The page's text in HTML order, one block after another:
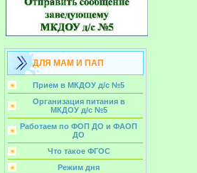
ДЛЯ МАМ И ПАП
Прием в МКДОУ д/с №5
Организация питания в
МКДОУ д/с №5
Работаем по ФОП ДО и ФАОП
ДО
Что такое ФГОС
Режим дня